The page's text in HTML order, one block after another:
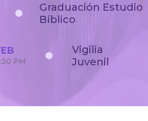
Graduación Estudio
Bíblico
PM
Vigilia
Juvenil